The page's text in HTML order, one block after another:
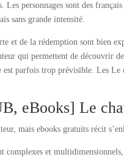
Les personnages sont des
sans grande intensité.
et de la rédemption sont bien
qui permettent de découvrir
est parfois trop prévisible. Les
eBooks] Le
mais ebooks gratuits récit
complexes et